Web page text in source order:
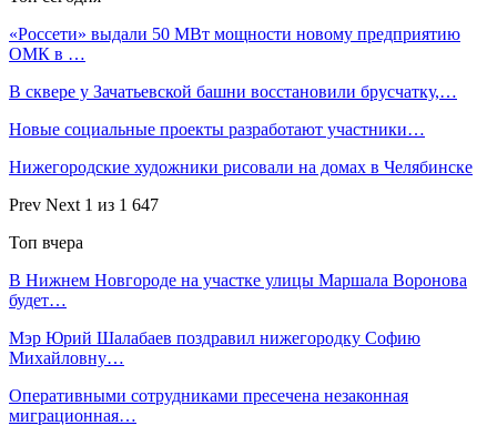
«Россети» выдали 50 МВт мощности новому предприятию
ОМК в …
В сквере у Зачатьевской башни восстановили брусчатку,…
Новые социальные проекты разработают участники…
Нижегородские художники рисовали на домах в Челябинске
Prev Next 1 из 1 647
Топ вчера
В Нижнем Новгороде на участке улицы Маршала Воронова
будет…
Мэр Юрий Шалабаев поздравил нижегородку Софию
Михайловну…
Оперативными сотрудниками пресечена незаконная
миграционная…